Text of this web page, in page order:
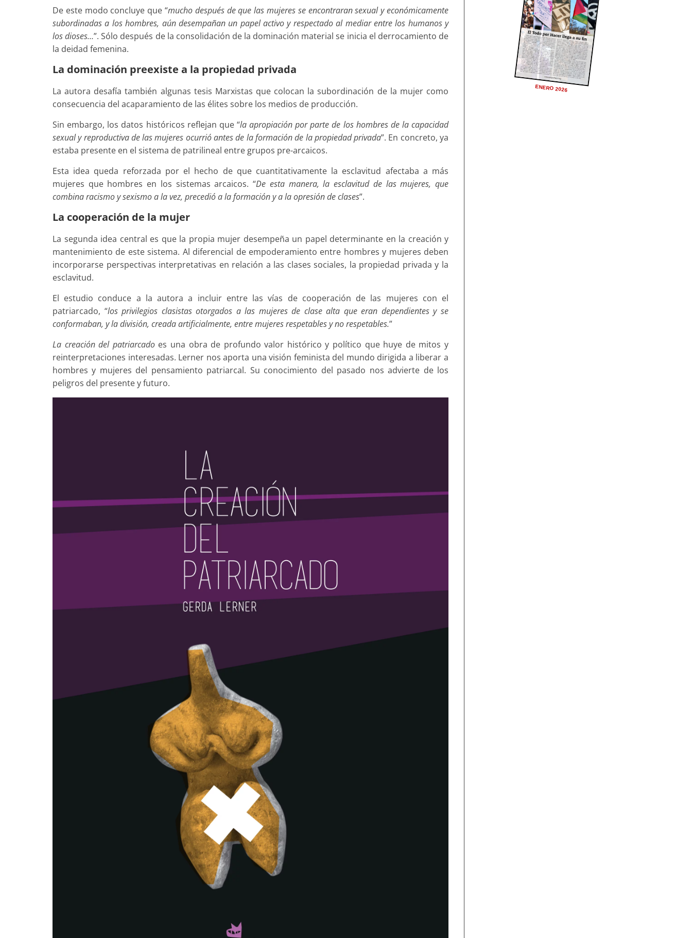
De este modo concluye que “mucho después de que las mujeres se encontraran sexual y económicamente
subordinadas a los hombres, aún desempañan un papel activo y respectado al mediar entre los humanos y
los dioses…”. Sólo después de la consolidación de la dominación material se inicia el derrocamiento de
la deidad femenina.
La dominación preexiste a la propiedad privada
La autora desafía también algunas tesis Marxistas que colocan la subordinación de la mujer como
consecuencia del acaparamiento de las élites sobre los medios de producción.
Sin embargo, los datos históricos reflejan que “la apropiación por parte de los hombres de la capacidad
sexual y reproductiva de las mujeres ocurrió antes de la formación de la propiedad privada”. En concreto, ya
estaba presente en el sistema de patrilineal entre grupos pre-arcaicos.
Esta idea queda reforzada por el hecho de que cuantitativamente la esclavitud afectaba a más
mujeres que hombres en los sistemas arcaicos. “De esta manera, la esclavitud de las mujeres, que
combina racismo y sexismo a la vez, precedió a la formación y a la opresión de clases”.
La cooperación de la mujer
La segunda idea central es que la propia mujer desempeña un papel determinante en la creación y
mantenimiento de este sistema. Al diferencial de empoderamiento entre hombres y mujeres deben
incorporarse perspectivas interpretativas en relación a las clases sociales, la propiedad privada y la
esclavitud.
El estudio conduce a la autora a incluir entre las vías de cooperación de las mujeres con el
patriarcado, “los privilegios clasistas otorgados a las mujeres de clase alta que eran dependientes y se
conformaban, y la división, creada artificialmente, entre mujeres respetables y no respetables.”
La creación del patriarcado es una obra de profundo valor histórico y político que huye de mitos y
reinterpretaciones interesadas. Lerner nos aporta una visión feminista del mundo dirigida a liberar a
hombres y mujeres del pensamiento patriarcal. Su conocimiento del pasado nos advierte de los
peligros del presente y futuro.
ENERO 2026